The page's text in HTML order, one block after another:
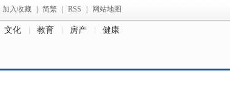
加入收藏 简繁 RSS 网站地图
文化 教育 房产 健康